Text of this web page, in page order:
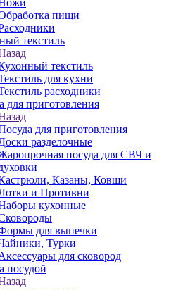
пищи
текстиль
текстиль
для кухни
расходники
для приготовления
для приготовления
разделочные
посуда для СВЧ и
Казаны, Ковши
и Противни
кухонные
для выпечки
Турки
для сковород
посудой